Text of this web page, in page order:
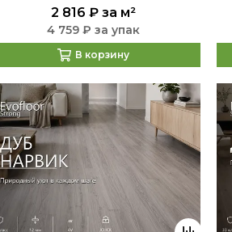
2 816 ₽за м²
4 759 ₽ за упак
В корзину